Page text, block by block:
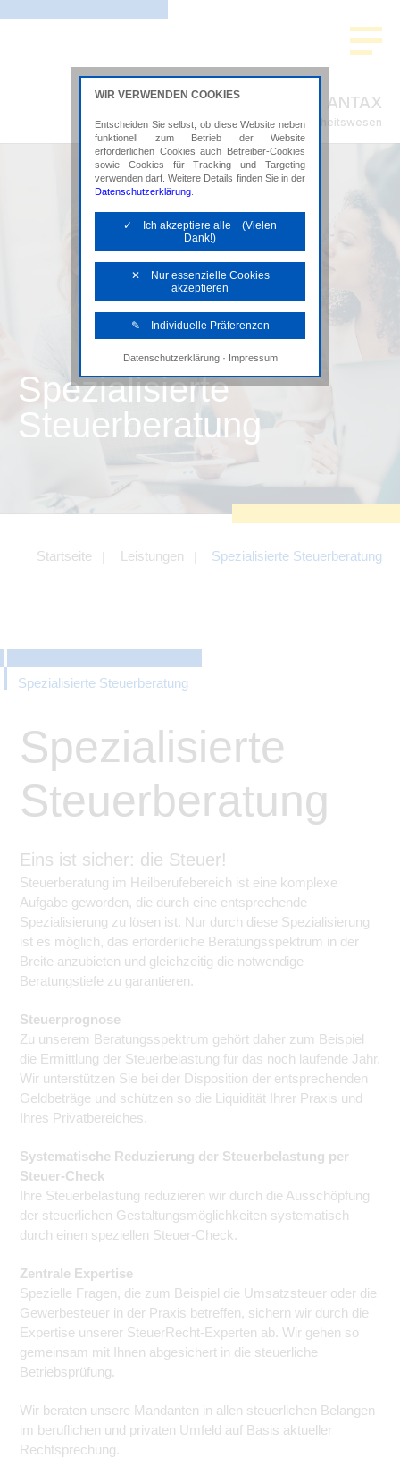
ANTAX
Steuerberatung im Gesundheitswesen
Spezialisierte
Steuerberatung
Startseite Leistungen Spezialisierte Steuerberatung
Spezialisierte Steuerberatung
Spezialisierte
Steuerberatung
Eins ist sicher: die Steuer!
Steuerberatung im Heilberufebereich ist eine komplexe
Aufgabe geworden, die durch eine entsprechende
Spezialisierung zu lösen ist. Nur durch diese Spezialisierung
ist es möglich, das erforderliche Beratungsspektrum in der
Breite anzubieten und gleichzeitig die notwendige
Beratungstiefe zu garantieren.
Steuerprognose
Zu unserem Beratungsspektrum gehört daher zum Beispiel
die Ermittlung der Steuerbelastung für das noch laufende Jahr.
Wir unterstützen Sie bei der Disposition der entsprechenden
Geldbeträge und schützen so die Liquidität Ihrer Praxis und
Ihres Privatbereiches.
Systematische Reduzierung der Steuerbelastung per
Steuer-Check
Ihre Steuerbelastung reduzieren wir durch die Ausschöpfung
der steuerlichen Gestaltungsmöglichkeiten systematisch
durch einen speziellen Steuer-Check.
Zentrale Expertise
Spezielle Fragen, die zum Beispiel die Umsatzsteuer oder die
Gewerbesteuer in der Praxis betreffen, sichern wir durch die
Expertise unserer SteuerRecht-Experten ab. Wir gehen so
gemeinsam mit Ihnen abgesichert in die steuerliche
Betriebsprüfung.
Wir beraten unsere Mandanten in allen steuerlichen Belangen
im beruflichen und privaten Umfeld auf Basis aktueller
Rechtsprechung.
WIR VERWENDEN COOKIES
Entscheiden Sie selbst, ob diese Website neben
funktionell zum Betrieb der Website
erforderlichen Cookies auch Betreiber-Cookies
sowie Cookies für Tracking und Targeting
verwenden darf. Weitere Details finden Sie in der
Datenschutzerklärung
✓ Ich akzeptiere alle (Vielen
Dank!)
✕ Nur essenzielle Cookies
akzeptieren
✎ Individuelle Präferenzen
Notwendige Cookies
Diese Cookies sind erforderlich, um die
grundlegende Funktionalität der Website
Tracking- und Targeting-Cookies
Diese Cookies sind erforderlich, um
unsere Website auf Ihre Bedürfnisse hin
Angebotes einschließlich der
Angeboten von z.B. Facebook und
LinkedIn.
können.
Datenschutzerklärung· Impressum